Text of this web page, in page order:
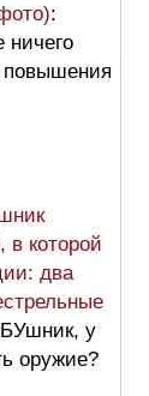
:
ничего
повышения
в которой
два
у
оружие?